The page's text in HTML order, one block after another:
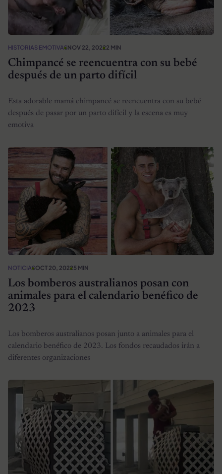
HISTORIAS EMOTIVASNOV 22, 20222 MIN
Chimpancé se reencuentra con su bebé
después de un parto difícil
Esta adorable mamá chimpancé se reencuentra con su bebé
después de pasar por un parto difícil y la escena es muy
emotiva
NOTICIASOCT 20, 20225 MIN
Los bomberos australianos posan con
animales para el calendario benéfico de
2023
Los bomberos australianos posan junto a animales para el
calendario benéfico de 2023. Los fondos recaudados irán a
diferentes organizaciones